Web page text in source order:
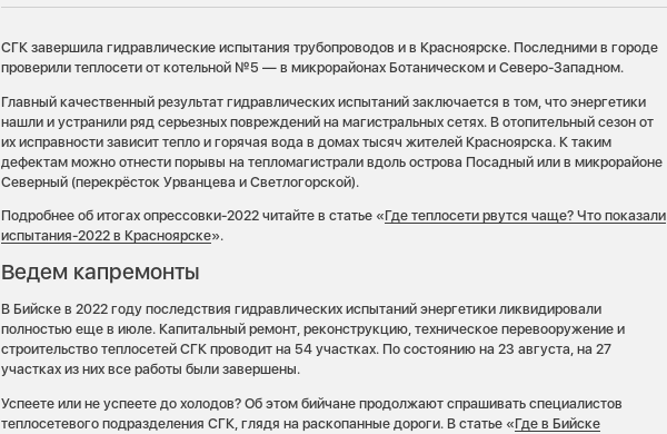
СГК завершила гидравлические испытания трубопроводов и в Красноярске. Последними в городе
проверили теплосети от котельной №5 — в микрорайонах Ботаническом и Северо-Западном.
Главный качественный результат гидравлических испытаний заключается в том, что энергетики
нашли и устранили ряд серьезных повреждений на магистральных сетях. В отопительный сезон от
их исправности зависит тепло и горячая вода в домах тысяч жителей Красноярска. К таким
дефектам можно отнести порывы на тепломагистрали вдоль острова Посадный или в микрорайоне
Северный (перекрёсток Урванцева и Светлогорской).
Подробнее об итогах опрессовки-2022 читайте в статье «Где теплосети рвутся чаще? Что показали
испытания-2022 в Красноярске».
Ведем капремонты
В Бийске в 2022 году последствия гидравлических испытаний энергетики ликвидировали
полностью еще в июле. Капитальный ремонт, реконструкцию, техническое перевооружение и
строительство теплосетей СГК проводит на 54 участках. По состоянию на 23 августа, на 27
участках из них все работы были завершены.
Успеете или не успеете до холодов? Об этом бийчане продолжают спрашивать специалистов
теплосетевого подразделения СГК, глядя на раскопанные дороги. В статье «Где в Бийске